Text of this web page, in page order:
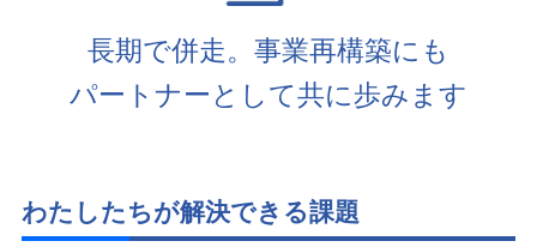
長期で併走。事業再構築にも
パートナーとして共に歩みます
わたしたちが解決できる課題